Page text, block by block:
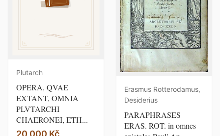
Plutarch
OPERA, QVAE
EXTANT, OMNIA
PLVTARCHI
CHAERONEI, ETH...
Erasmus Rotterodamus,
Desiderius
PARAPHRASES
ERAS. ROT. in omnes